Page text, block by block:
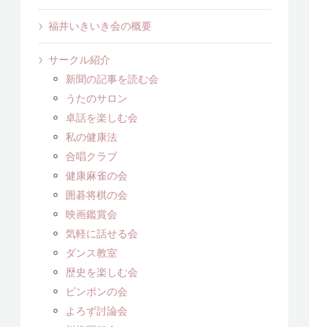
福井いきいき会の概要
サークル紹介
新聞の記事を読む会
うたのサロン
卓話を楽しむ会
私の健康法
合唱クラブ
健康麻雀の会
囲碁将棋の会
映画鑑賞会
気軽に話せる会
ダンス教室
歴史を楽しむ会
ピンポンの会
よろず討論会